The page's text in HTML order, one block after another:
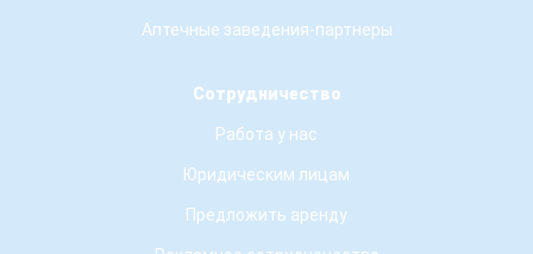
Аптечные заведения-партнеры
Сотрудничество
Работа у нас
Юридическим лицам
Предложить аренду